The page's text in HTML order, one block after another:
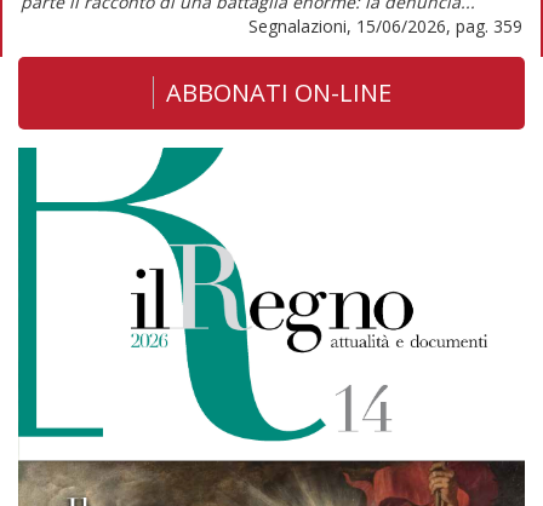
Segnalazioni, 15/06/2026, pag. 359
ABBONATI ON-LINE